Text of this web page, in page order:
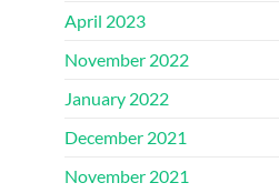
April 2023
November 2022
January 2022
December 2021
November 2021